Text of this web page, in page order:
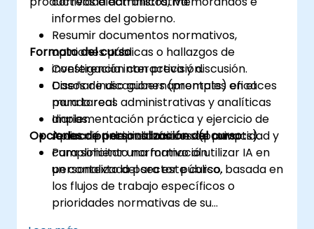
informes del gobierno.
Resumir documentos normativos,
opiniones públicas o hallazgos de
investigación con precisión.
Diseñar indicaciones (prompts) eficaces
para tareas administrativas y analíticas
diarias.
Aplicar principios básicos de privacidad y
cumplimiento normativo al utilizar IA en
un contexto del sector público.
Formato del curso
Conferencia interactiva y discusión.
Casos de uso gubernamentales en el
mundo real.
Implementación práctica y ejercicio de
redacción de indicaciones (prompts).
Opciones de personalización del curso
Para solicitar una formación
personalizada para este curso, basada en
los flujos de trabajo específicos o
prioridades normativas de su